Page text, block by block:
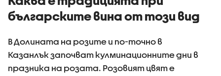
българските вина от този вид
В Долината на розите и по-точно в
Казанлък започват кулминационните дни в
празника на розата. Розовият цвят е